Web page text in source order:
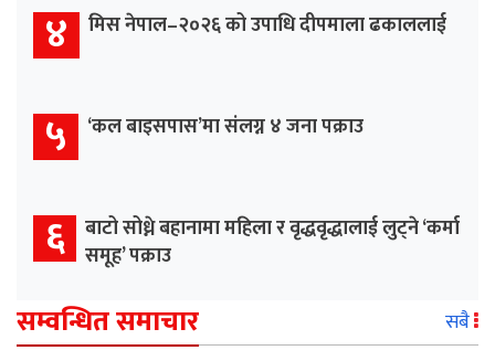
४ मिस नेपाल–२०२६ को उपाधि दीपमाला ढकाललाई
५ ‘कल बाइसपास’मा संलग्न ४ जना पक्राउ
६ बाटो सोध्ने बहानामा महिला र वृद्धवृद्धालाई लुट्ने ‘कर्मा
समूह’ पक्राउ
सम्वन्धित समाचार सबै